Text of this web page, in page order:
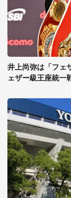
井上尚弥は「フェ
ェザー級王座統一